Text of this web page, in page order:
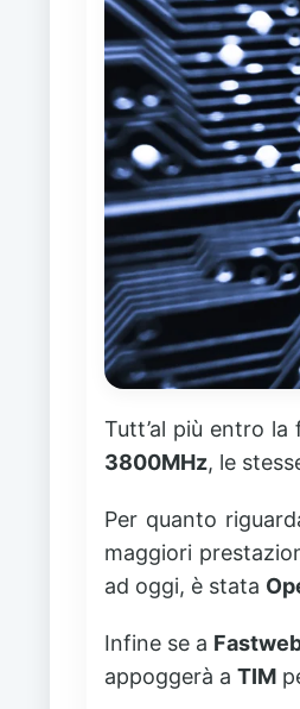
Tutt’al più entro
3800MHz, le
Per quanto
maggiori
ad oggi, è stata
Infine se a
appoggerà a TIM